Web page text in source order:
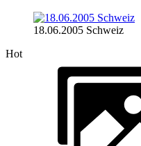
18.06.2005 Schweiz
Hot